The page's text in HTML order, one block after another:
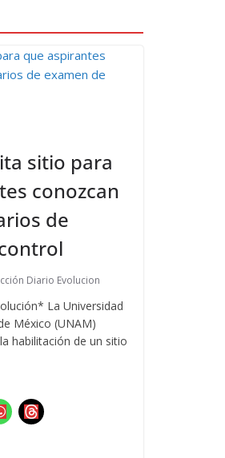
sitio para
conozcan
de
Diario Evolucion
La Universidad
México (UNAM)
habilitación de un sitio